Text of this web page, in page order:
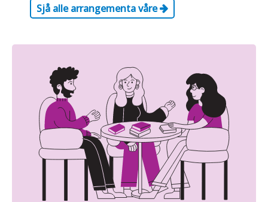
Sjå alle arrangementa våre